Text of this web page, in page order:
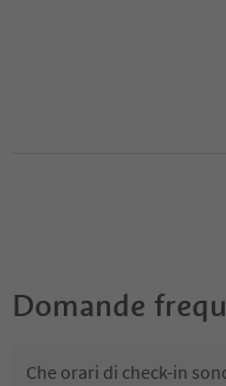
Domande
Che orari di check-in